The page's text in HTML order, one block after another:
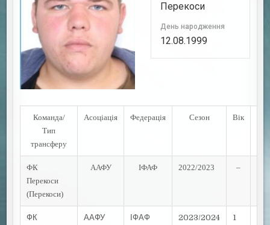
Перекоси
День народження
12.08.1999
Команда/
Тип
трансферу
Асоціація Федерація Сезон Вік
ФК
Перекоси
(Перекоси)
ААФУ ІФАФ 2022/2023 –
ФК
ААФУ ІФАФ 2023/2024 1